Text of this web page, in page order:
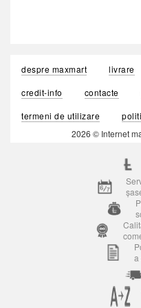
despre maxmart livrare
credit-info
contacte
termeni de utilizare
2026 © Internet
a